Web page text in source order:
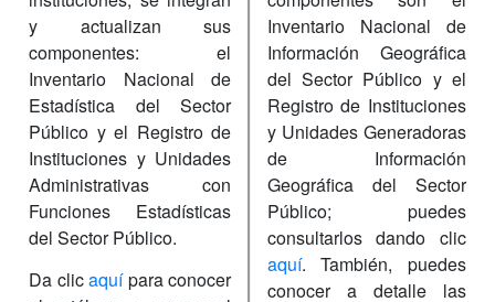
y actualizan sus
componentes: el
Inventario Nacional de
Estadística del Sector
Público y el Registro de
Instituciones y Unidades
Administrativas con
Funciones Estadísticas
del Sector Público.
Da clicaquípara conocer
Inventario Nacional de
Información Geográfica
del Sector Público y el
Registro de Instituciones
y Unidades Generadoras
de Información
Geográfica del Sector
Público; puedes
consultarlos dando clic
aquí. También, puedes
conocer a detalle las